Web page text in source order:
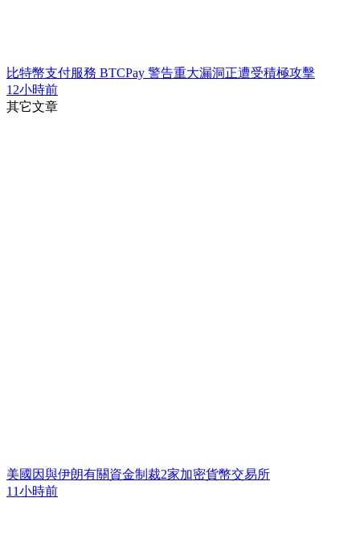
比特幣支付服務 BTCPay 警告重大漏洞正遭受積極攻擊
12小時前
其它文章
美國因與伊朗有關資金制裁2家加密貨幣交易所
11小時前